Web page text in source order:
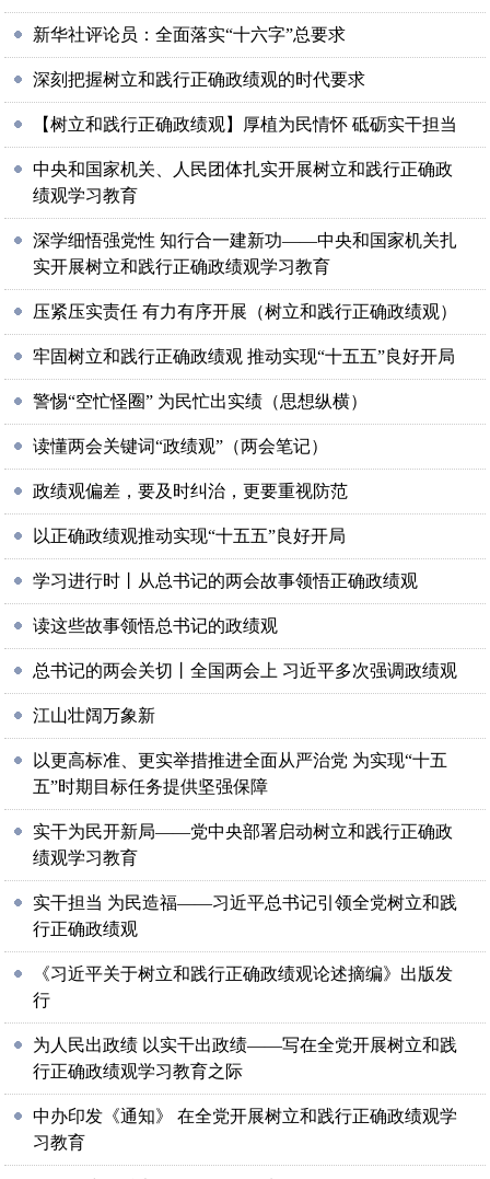
新华社评论员：全面落实“十六字”总要求
深刻把握树立和践行正确政绩观的时代要求
【树立和践行正确政绩观】厚植为民情怀 砥砺实干担当
中央和国家机关、人民团体扎实开展树立和践行正确政
绩观学习教育
深学细悟强党性 知行合一建新功——中央和国家机关扎
实开展树立和践行正确政绩观学习教育
压紧压实责任 有力有序开展（树立和践行正确政绩观）
牢固树立和践行正确政绩观 推动实现“十五五”良好开局
警惕“空忙怪圈” 为民忙出实绩（思想纵横）
读懂两会关键词“政绩观”（两会笔记）
政绩观偏差，要及时纠治，更要重视防范
以正确政绩观推动实现“十五五”良好开局
学习进行时丨从总书记的两会故事领悟正确政绩观
读这些故事领悟总书记的政绩观
总书记的两会关切丨全国两会上 习近平多次强调政绩观
江山壮阔万象新
以更高标准、更实举措推进全面从严治党 为实现“十五
五”时期目标任务提供坚强保障
实干为民开新局——党中央部署启动树立和践行正确政
绩观学习教育
实干担当 为民造福——习近平总书记引领全党树立和践
行正确政绩观
《习近平关于树立和践行正确政绩观论述摘编》出版发
行
为人民出政绩 以实干出政绩——写在全党开展树立和践
行正确政绩观学习教育之际
中办印发《通知》 在全党开展树立和践行正确政绩观学
习教育